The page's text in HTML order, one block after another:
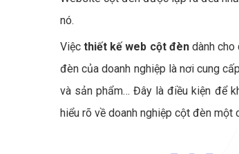
nó.
Việcthiết kế web cột đèndành cho
đèn của doanh nghiệp là nơi cung
và sản phẩm… Đây là điều kiện để
hiểu rõ về doanh nghiệp cột đèn một